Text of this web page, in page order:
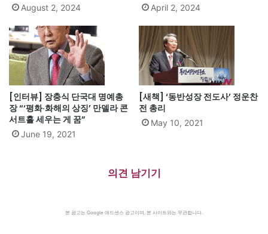
August 2, 2024 April 2, 2024
[인터뷰] 장충식 단국대 명예총
장 “‘평화·화해의 상징’ 만델라 콘
서트홀 세우는 게 꿈”
June 19, 2021
[새책] ‘동반성장 전도사’ 정운찬
전 총리
May 10, 2021
의견 남기기
본 광고는 Google 애드센스 광고이며, 본 사이트와는 무관합니다.